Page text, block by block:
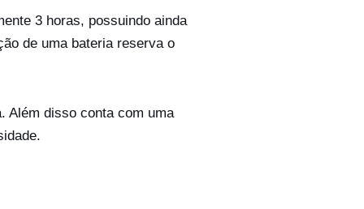
3 horas, possuindo ainda
de uma bateria reserva o
Além disso conta com uma